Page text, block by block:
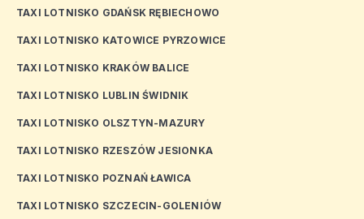
TAXI LOTNISKO GDAŃSK RĘBIECHOWO
TAXI LOTNISKO KATOWICE PYRZOWICE
TAXI LOTNISKO KRAKÓW BALICE
TAXI LOTNISKO LUBLIN ŚWIDNIK
TAXI LOTNISKO OLSZTYN-MAZURY
TAXI LOTNISKO RZESZÓW JESIONKA
TAXI LOTNISKO POZNAŃ ŁAWICA
TAXI LOTNISKO SZCZECIN-GOLENIÓW